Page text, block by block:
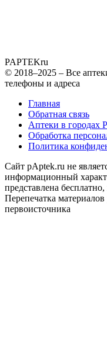
PAPTEKru
© 2018–2025 – Все
телефоны и адреса
Главная
Обратная связь
Аптеки в городах
Обработка
Политика
Сайт pAptek.ru не
информационный
представлена
Перепечатка
первоисточника